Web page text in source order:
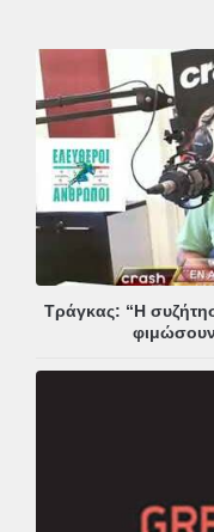
Τράγκας: “Η